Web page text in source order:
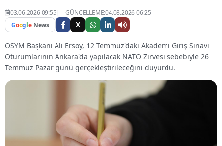
03.06.2026 09:55
GÜNCELLEME:04.08.2026 06:25
Google News X
ÖSYM Başkanı Ali Ersoy, 12 Temmuz'daki Akademi Giriş Sınavı
Oturumlarının Ankara'da yapılacak NATO Zirvesi sebebiyle 26
Temmuz Pazar günü gerçekleştirileceğini duyurdu.